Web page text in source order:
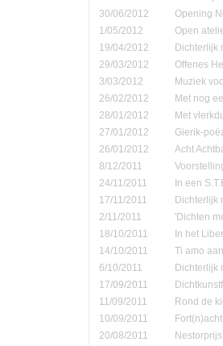
30/06/2012
Opening
1/05/2012
Open
19/04/2012
Dichterlijk
29/03/2012
Offenes
3/03/2012
Muziek
26/02/2012
Met nog
28/01/2012
Met
27/01/2012
Gierik-
26/01/2012
Acht
8/12/2011
24/11/2011
In een
17/11/2011
Dichterlijk
2/11/2011
'Dichten
18/10/2011
In het
14/10/2011
Ti amo
6/10/2011
Dichterlijk
17/09/2011
11/09/2011
Rond de
10/09/2011
Fort(n)acht
20/08/2011